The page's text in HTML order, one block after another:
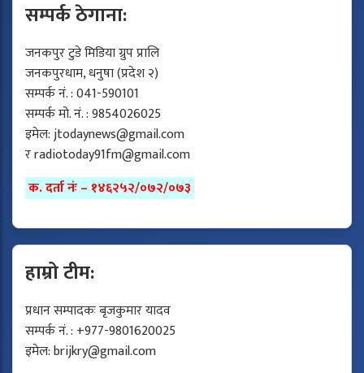
सम्पर्क ठेगाना:
जनकपुर टुडे मिडिया ग्रुप प्रालि
जनकपुरधाम, धनुषा (प्रदेश २)
सम्पर्क नं. : 041-590101
सम्पर्क मो. नं. : 9854026025
इमेल:jtodaynews@gmail.com
रradiotoday91fm@gmail.com
क. दर्ता नंः – १४६२५२/०७२/०७३
हाम्रो टीम:
प्रधान सम्पादकः बृजकुमार यादव
सम्पर्क नं. : +977-9801620025
इमेल:brijkry@gmail.com